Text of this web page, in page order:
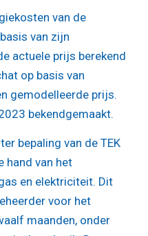
van de
van zijn
actuele prijs berekend
op basis van
gemodelleerde prijs.
bekendgemaakt.
bepaling van de TEK
hand van het
en elektriciteit. Dit
voor het
maanden, onder